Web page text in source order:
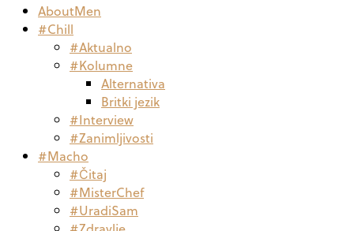
AboutMen
#Chill
#Aktualno
#Kolumne
Alternativa
Britki jezik
#Interview
#Zanimljivosti
#Macho
#Čitaj
#MisterChef
#UradiSam